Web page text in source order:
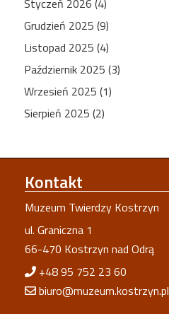
Styczeń 2026 (4)
Grudzień 2025 (9)
Listopad 2025 (4)
Październik 2025 (3)
Wrzesień 2025 (1)
Sierpień 2025 (2)
Kontakt
Muzeum Twierdzy Kostrzyn
ul. Graniczna 1
66-470 Kostrzyn nad Odrą
+48 95 752 23 60
biuro@muzeum.kostrzyn.pl